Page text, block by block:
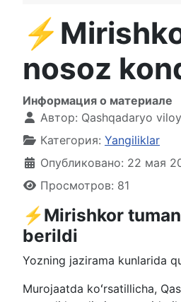
nosoz
Информация о материале
Автор: Qashqadaryo
Категория: Yangiliklar
Опубликовано: 22 мая
Просмотров: 81
⚡️Mirishkor
berildi
Yozning jazirama kunlarida
Murojaatda koʻrsatillicha,